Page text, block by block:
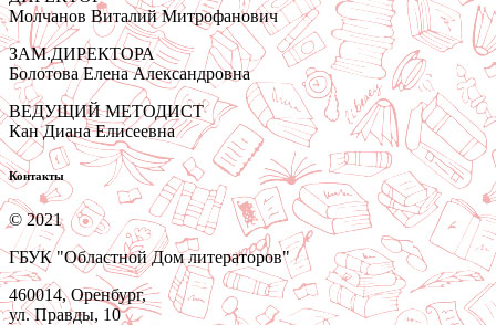
Молчанов Виталий Митрофанович
ЗАМ.ДИРЕКТОРА
Болотова Елена Александровна
ВЕДУЩИЙ МЕТОДИСТ
Кан Диана Елисеевна
Контакты
© 2021
ГБУК "Областной Дом литераторов"
460014, Оренбург,
ул. Правды, 10